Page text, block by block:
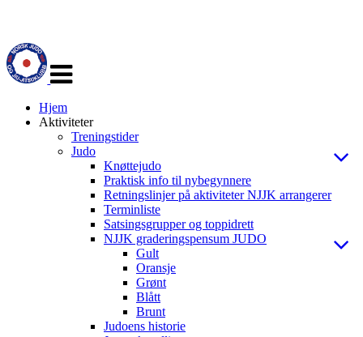
navigasjon
Hjem
Aktiviteter
Treningstider
Judo
Knøttejudo
Praktisk info til nybegynnere
Retningslinjer på aktiviteter NJJK arrangerer
Terminliste
Satsingsgrupper og toppidrett
NJJK graderingspensum JUDO
Gult
Oransje
Grønt
Blått
Brunt
Judoens historie